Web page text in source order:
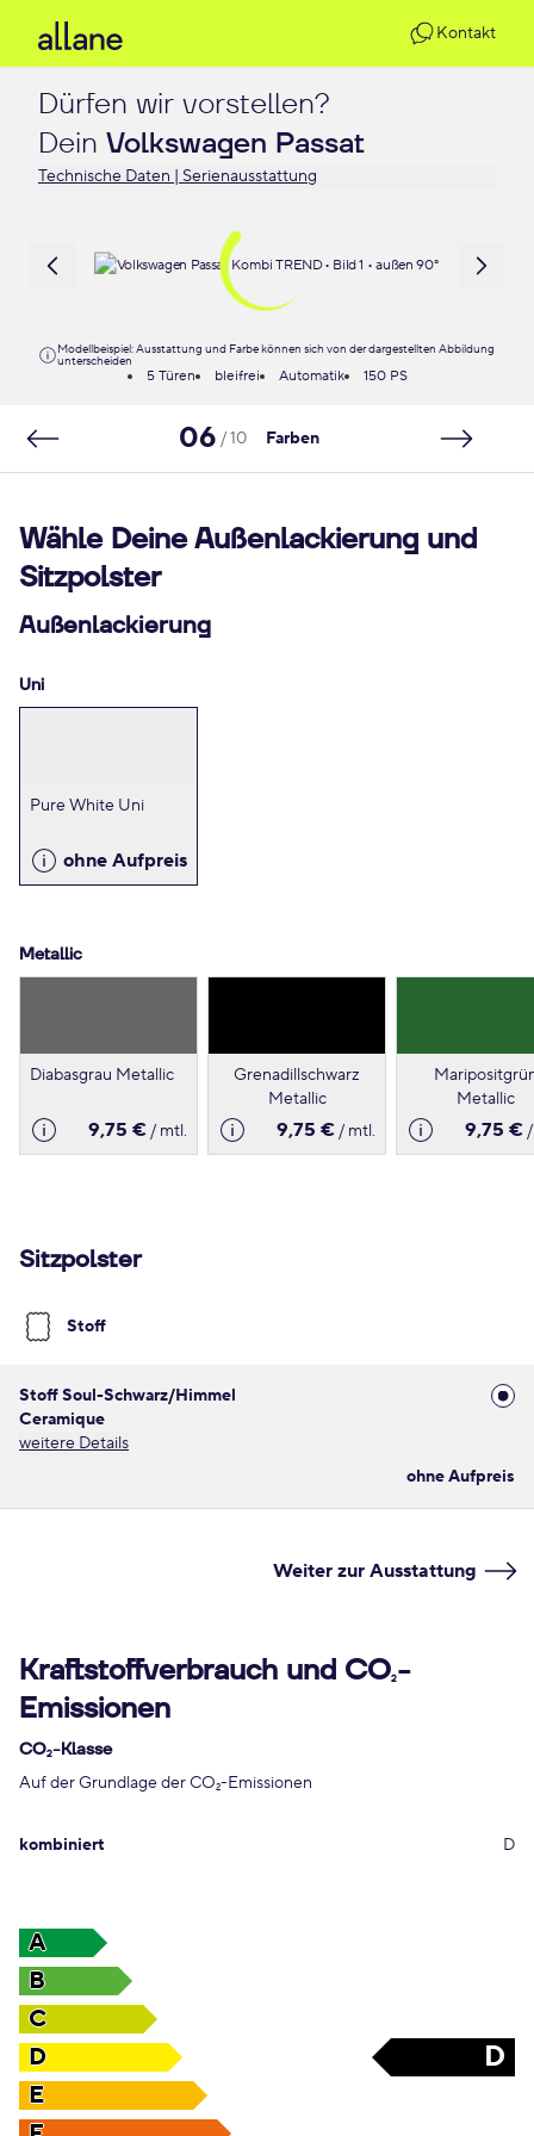
Kontakt
Dürfen wir vorstellen?
Dein Volkswagen Passat
Technische Daten | Serienausstattung
Modellbeispiel: Ausstattung und Farbe können sich von der dargestellten Abbildung
unterscheiden
5 Türen bleifrei Automatik 150 PS
06 / 10 Farben
Wähle Deine Außenlackierung und
Sitzpolster
Außenlackierung
Uni
Pure White Uni
ohne Aufpreis
Metallic
Diabasgrau Metallic
9,75 €/ mtl.
Grenadillschwarz
Metallic
9,75 €/ mtl.
Metallic
9,75 €
Sitzpolster
Stoff
Stoff Soul-Schwarz/Himmel
Ceramique
weitere Details
ohne Aufpreis
Weiter zur Ausstattung
Kraftstoffverbrauch und CO2-
Emissionen
CO2-Klasse
Auf der Grundlage der CO2-Emissionen
kombiniert D
A
B
C
D
D
E